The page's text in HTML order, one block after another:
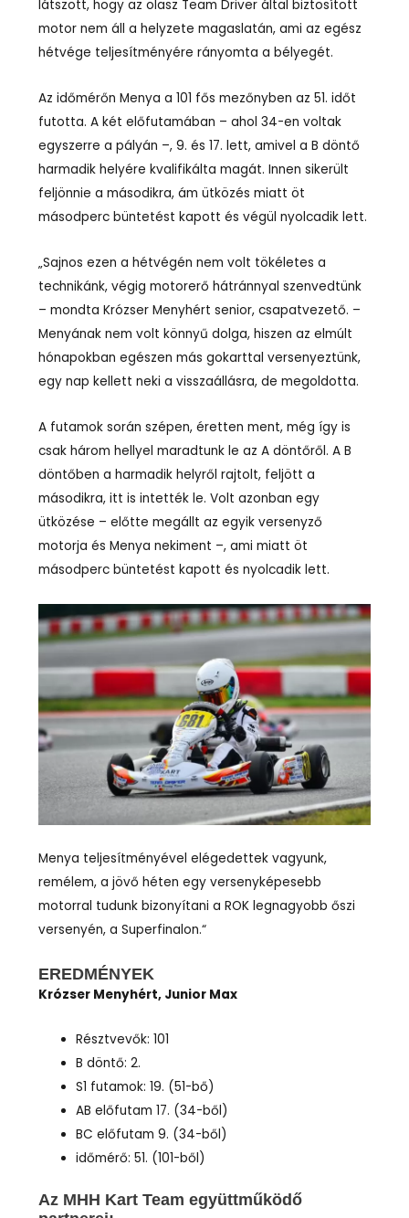
látszott, hogy az olasz Team Driver által biztosított
motor nem áll a helyzete magaslatán, ami az egész
hétvége teljesítményére rányomta a bélyegét.
Az időmérőn Menya a 101 fős mezőnyben az 51. időt
futotta. A két előfutamában – ahol 34-en voltak
egyszerre a pályán –, 9. és 17. lett, amivel a B döntő
harmadik helyére kvalifikálta magát. Innen sikerült
feljönnie a másodikra, ám ütközés miatt öt
másodperc büntetést kapott és végül nyolcadik lett.
„Sajnos ezen a hétvégén nem volt tökéletes a
technikánk, végig motorerő hátránnyal szenvedtünk
– mondta Krózser Menyhért senior, csapatvezető. –
Menyának nem volt könnyű dolga, hiszen az elmúlt
hónapokban egészen más gokarttal versenyeztünk,
egy nap kellett neki a visszaállásra, de megoldotta.
A futamok során szépen, éretten ment, még így is
csak három hellyel maradtunk le az A döntőről. A B
döntőben a harmadik helyről rajtolt, feljött a
másodikra, itt is intették le. Volt azonban egy
ütközése – előtte megállt az egyik versenyző
motorja és Menya nekiment –, ami miatt öt
másodperc büntetést kapott és nyolcadik lett.
Menya teljesítményével elégedettek vagyunk,
remélem, a jövő héten egy versenyképesebb
motorral tudunk bizonyítani a ROK legnagyobb őszi
versenyén, a Superfinalon.“
EREDMÉNYEK
Krózser Menyhért, Junior Max
Résztvevők: 101
B döntő: 2.
S1 futamok: 19. (51-bő)
AB előfutam 17. (34-ből)
BC előfutam 9. (34-ből)
időmérő: 51. (101-ből)
Az MHH Kart Team együttműködő